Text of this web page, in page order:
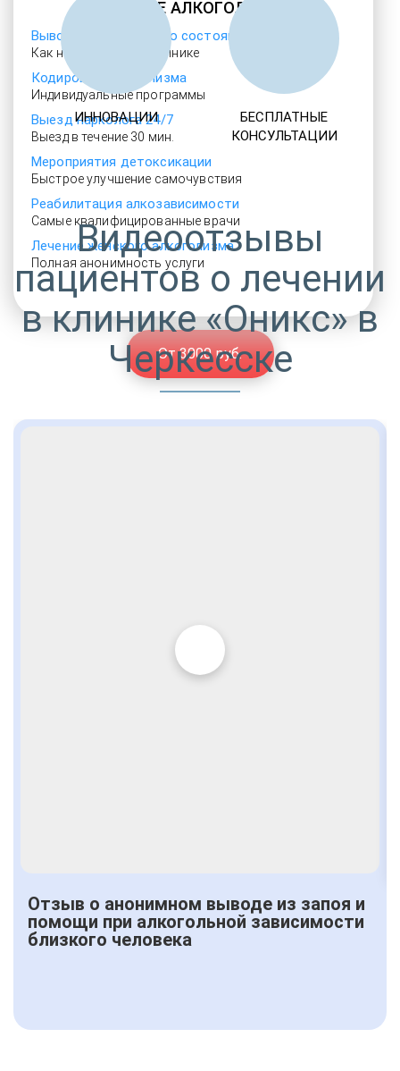
ЛЕЧЕНИЕ АЛКОГОЛИЗМА
Выводим из запойного состояния
Как на дому, так и в клинике
Кодировка алкоголизма
Индивидуальные программы
Выезд нарколога 24/7
Выезд в течение 30 мин.
Мероприятия детоксикации
Быстрое улучшение самочувствия
Реабилитация алкозависимости
Самые квалифицированные врачи
Лечение женского алкоголизма
Полная анонимность услуги
От 3000 руб.
ИННОВАЦИИ
БЕСПЛАТНЫЕ
КОНСУЛЬТАЦИИ
Видеоотзывы
пациентов о лечении
в клинике «Оникс» в
Черкесске
Отзыв о анонимном выводе из запоя и
помощи при алкогольной зависимости
близкого человека